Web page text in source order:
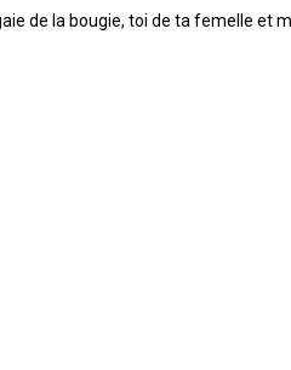
de la bougie, toi de ta femelle et